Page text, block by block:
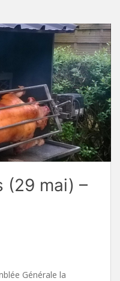
(29 mai) –
Générale la